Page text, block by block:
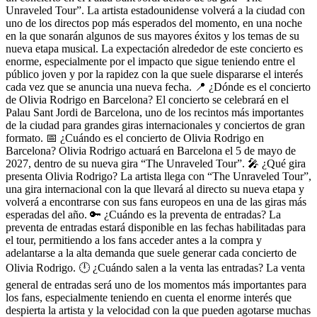
Unraveled Tour”. La artista estadounidense volverá a la ciudad con
uno de los directos pop más esperados del momento, en una noche
en la que sonarán algunos de sus mayores éxitos y los temas de su
nueva etapa musical. La expectación alrededor de este concierto es
enorme, especialmente por el impacto que sigue teniendo entre el
público joven y por la rapidez con la que suele dispararse el interés
cada vez que se anuncia una nueva fecha. 📍 ¿Dónde es el concierto
de Olivia Rodrigo en Barcelona? El concierto se celebrará en el
Palau Sant Jordi de Barcelona, uno de los recintos más importantes
de la ciudad para grandes giras internacionales y conciertos de gran
formato. 📅 ¿Cuándo es el concierto de Olivia Rodrigo en
Barcelona? Olivia Rodrigo actuará en Barcelona el 5 de mayo de
2027, dentro de su nueva gira “The Unraveled Tour”. 🎤 ¿Qué gira
presenta Olivia Rodrigo? La artista llega con “The Unraveled Tour”,
una gira internacional con la que llevará al directo su nueva etapa y
volverá a encontrarse con sus fans europeos en una de las giras más
esperadas del año. 🔑 ¿Cuándo es la preventa de entradas? La
preventa de entradas estará disponible en las fechas habilitadas para
el tour, permitiendo a los fans acceder antes a la compra y
adelantarse a la alta demanda que suele generar cada concierto de
Olivia Rodrigo. 🕛 ¿Cuándo salen a la venta las entradas? La venta
general de entradas será uno de los momentos más importantes para
los fans, especialmente teniendo en cuenta el enorme interés que
despierta la artista y la velocidad con la que pueden agotarse muchas